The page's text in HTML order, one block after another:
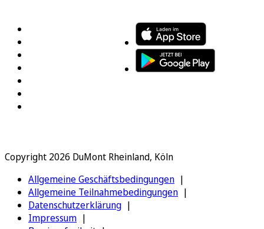
Copyright 2026 DuMont Rheinland, Köln
Allgemeine Geschäftsbedingungen
Allgemeine Teilnahmebedingungen
Datenschutzerklärung
Impressum